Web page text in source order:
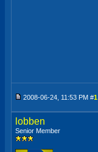
2008-06-24, 11:53 PM #1
lobben
Senior Member